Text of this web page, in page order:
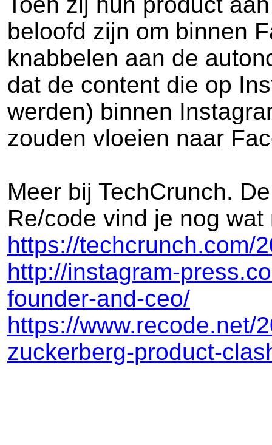
beloofd zijn om binnen
knabbelen aan de
dat de content die op
werden) binnen
zouden vloeien naar
Meer bij TechCrunch.
Re/code vind je nog
https://techcrunch.com/
http://instagram-
founder-and-ceo/
https://www.recode.net/
zuckerberg-product-